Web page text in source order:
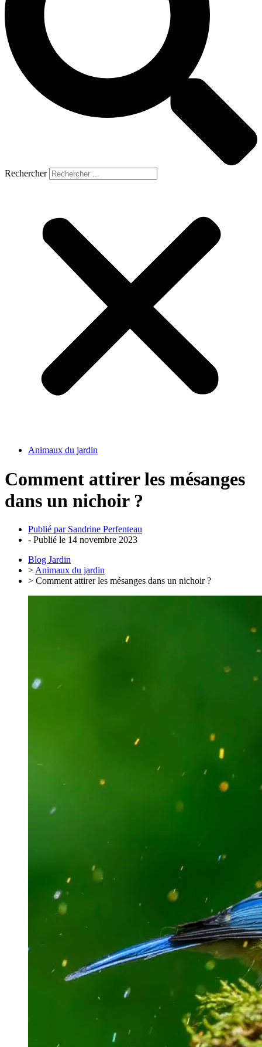
Rechercher
Animaux du jardin
Comment attirer les mésanges
dans un nichoir ?
Publié parSandrine Perfenteau
- Publié le 14 novembre 2023
Blog Jardin
> Animaux du jardin
> Comment attirer les mésanges dans un nichoir ?